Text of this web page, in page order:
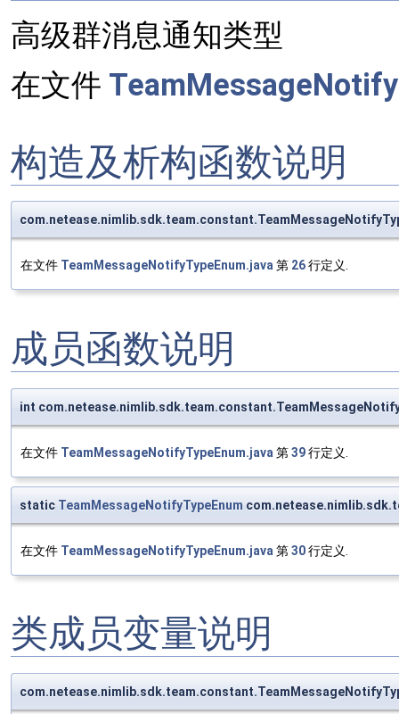
高级群消息通知类型
在文件
构造及析构函数说明
在文件 TeamMessageNotifyTypeEnum.java第 26行定义.
成员函数说明
int
在文件 TeamMessageNotifyTypeEnum.java 第39行定义.
static TeamMessageNotifyTypeEnum
在文件 TeamMessageNotifyTypeEnum.java 第30行定义.
类成员变量说明